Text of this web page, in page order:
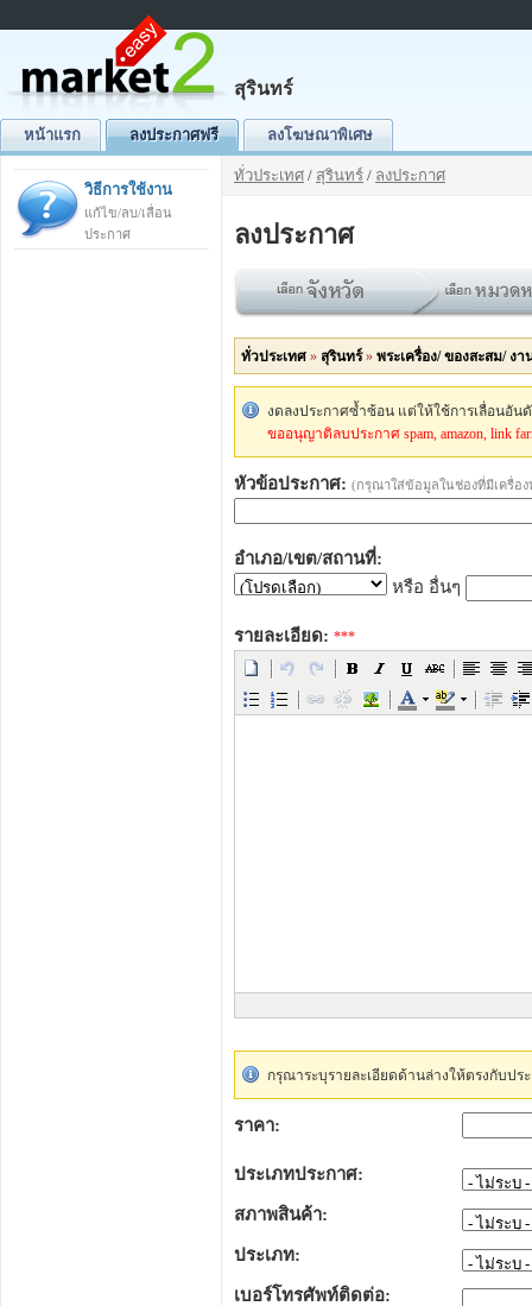
สุรินทร์
หน้าแรก ลงประกาศฟรี ลงโฆษณาพิเศษ
วิธีการใช้งาน
แก้ไข/ลบ/เลื่อน
ประกาศ
ทั่วประเทศ / สุรินทร์ / ลงประกาศ
ลงประกาศ
ทั่วประเทศ » สุรินทร์» พระเครื่อง/ ของสะสม/ งา
งดลงประกาศซ้ำซ้อน แต่ให้ใช้การเลื่อนอั
ขออนุญาติลบประกาศ spam, amazon, link
หัวข้อประกาศ: (กรุณาใส่ข้อมูลในช่องที่มีเครื่อ
อำเภอ/เขต/สถานที่:
หรือ อื่นๆ
รายละเอียด: ***
กรุณาระบุรายละเอียดด้านล่างให้ตรงกับป
ราคา:
ประเภทประกาศ:
สภาพสินค้า:
ประเภท:
เบอร์โทรศัพท์ติดต่อ: